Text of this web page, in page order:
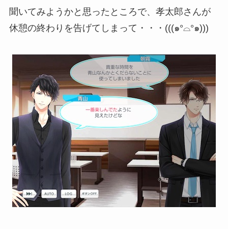
聞いてみようかと思ったところで、孝太郎さんが
休憩の終わりを告げてしまって・・・(((๑°⌓°๑)))